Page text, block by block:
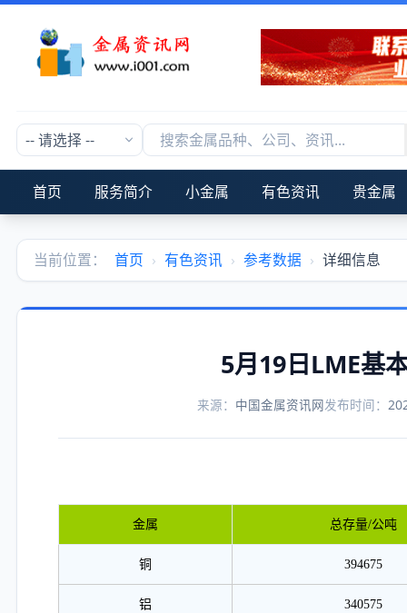
首页 服务简介 小金属 有色资讯 贵金属
当前位置： 首页 › 有色资讯 › 参考数据 › 详细信息
5月19日LME基
来源： 中国金属资讯网发布时间：
金属 总存量/公吨
铜 394675
铝 340575